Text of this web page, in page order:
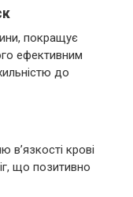
покращує
ефективним
до
крові
що позитивно